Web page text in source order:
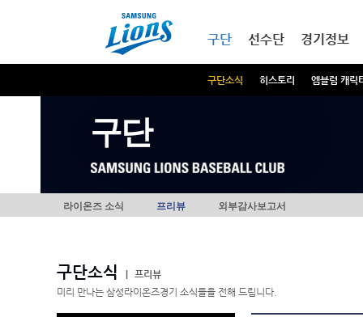
구단
구단소식 히스토리 엠블럼 캐릭
선수단 경기정보
구단
라이온즈 소식 프리뷰 외부감사보고서
구단소식
프리뷰
미리 만나는 삼성라이온즈경기 소식들을 전해 드립니다.